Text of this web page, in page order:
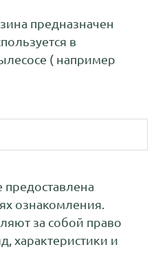
предназначен
в
( например
ознакомления.
за собой право
характеристики и